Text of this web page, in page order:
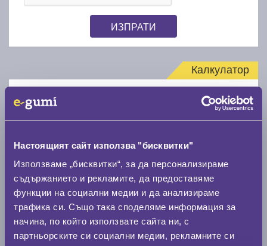
Настоящият сайт използва "бисквитки"
Използваме „бисквитки“, за да персонализираме
съдържанието и рекламите, да предоставяме
функции на социални медии и да анализираме
трафика си. Също така споделяме информация за
начина, по който използвате сайта ни, с
партньорските си социални медии, рекламните си
ИЗПРАТИ
Калкулатор
Нов размер